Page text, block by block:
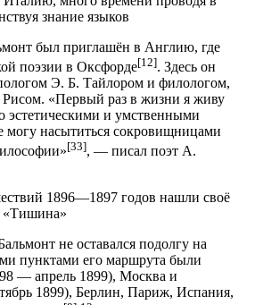
знание языков
был приглашён в Англию, где
поэзии в Оксфорде[12]. Здесь он
Э. Б. Тайлором и филологом,
«Первый раз в жизни я живу
эстетическими и умственными
могу насытиться сокровищницами
[33], — писал поэт А.
1896—1897 годов нашли своё
«Тишина»
не оставался подолгу на
пунктами его маршрута были
— апрель 1899), Москва и
1899), Берлин, Париж, Испания,